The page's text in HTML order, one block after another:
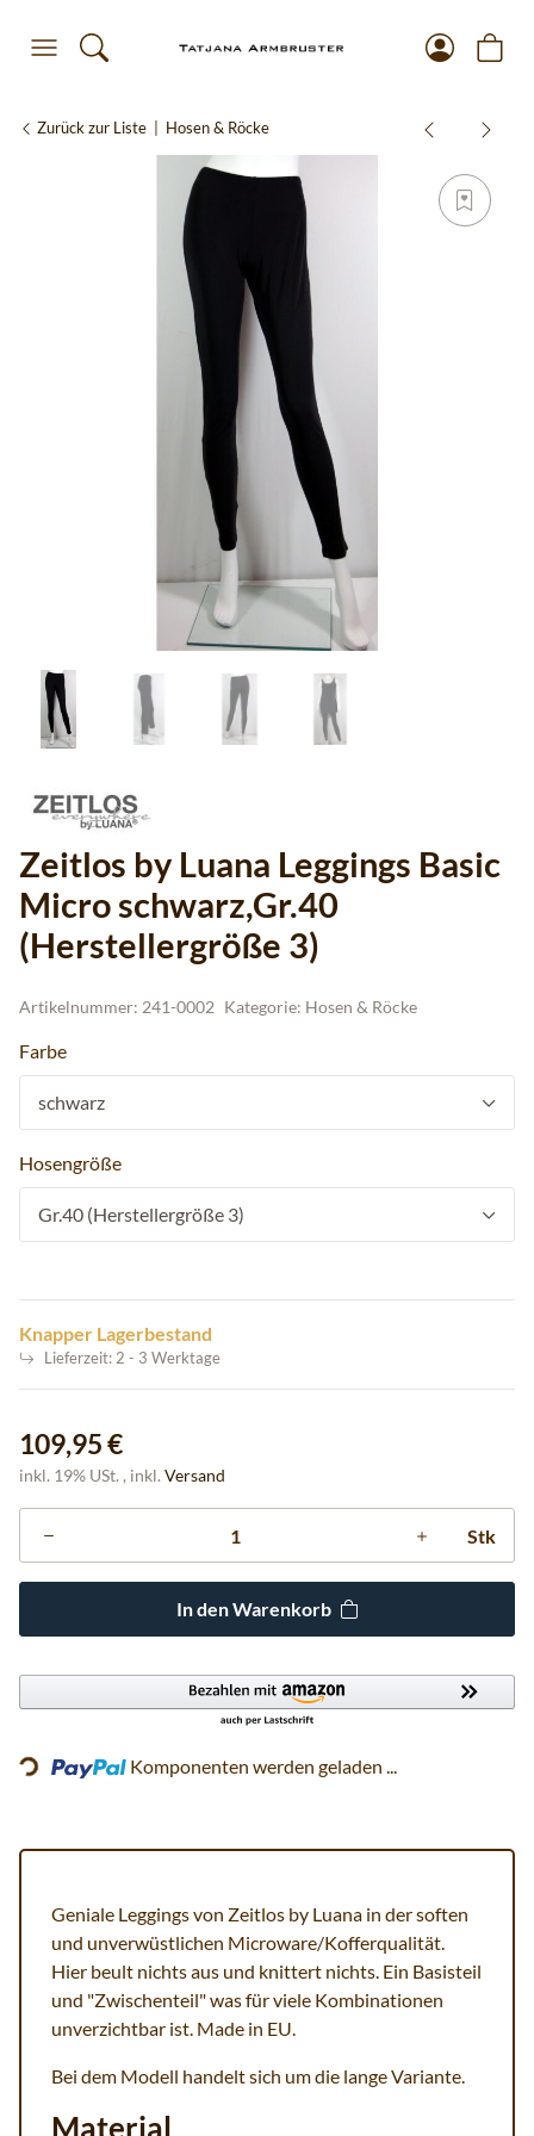
Zurück zur Liste Hosen & Röcke
Zeitlos by Luana Leggings Basic
Micro schwarz,Gr.40
(Herstellergröße 3)
Artikelnummer: 241-0002 Kategorie: Hosen & Röcke
Farbe
schwarz
Hosengröße
Gr.40 (Herstellergröße 3)
Knapper Lagerbestand
Lieferzeit: 2 - 3 Werktage
109,95 €
inkl. 19% USt. , inkl. Versand
Stk
In den Warenkorb
Loading... Komponenten werden geladen ...
Geniale Leggings von Zeitlos by Luana in der soften
und unverwüstlichen Microware/Kofferqualität.
Hier beult nichts aus und knittert nichts. Ein Basisteil
und "Zwischenteil" was für viele Kombinationen
unverzichtbar ist. Made in EU.
Bei dem Modell handelt sich um die lange Variante.
Material